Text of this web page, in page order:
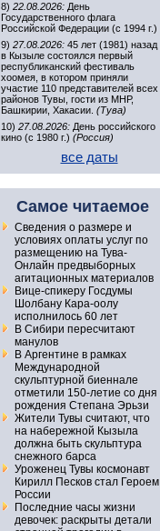
8) 22.08.2026: День
Государственного флага
Российской Федерации (с 1994 г.)
9) 27.08.2026: 45 лет (1981) назад
в Кызыле состоялся первый
республиканский фестиваль
хоомея, в котором приняли
участие 110 представителей всех
районов Тувы, гости из МНР,
Башкирии, Хакасии. (Тува)
10) 27.08.2026: День российского
кино (с 1980 г.) (Россия)
все даты
Самое читаемое
Сведения о размере и
условиях оплаты услуг по
размещению на Тува-
Онлайн предвыборных
агитационных материалов
Вице-спикеру Госдумы
Шолбану Кара-оолу
исполнилось 60 лет
В Сибири пересчитают
манулов
В Аргентине в рамках
Международной
скульптурной биеннале
отметили 150-летие со дня
рождения Степана Эрьзи
Жители Тувы считают, что
на набережной Кызыла
должна быть скульптура
снежного барса
Уроженец Тувы космонавт
Кирилл Песков стал Героем
России
Последние часы жизни
девочек: раскрыты детали